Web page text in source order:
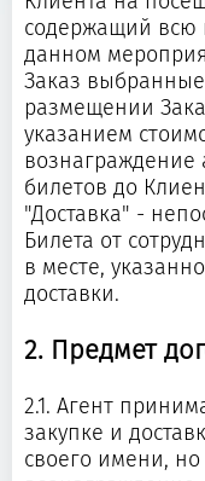
содержащий
данном
Заказ
размещении
указанием
вознаграждение
билетов до
"Доставка" -
Билета от
в месте,
доставки.
2. Предмет
2.1. Агент
закупке и
своего имени, но